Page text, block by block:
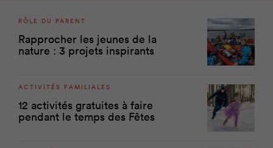
RÔLE DU PARENT
Rapprocher les jeunes de la
nature : 3 projets inspirants
ACTIVITÉS FAMILIALES
12 activités gratuites à faire
pendant le temps des Fêtes